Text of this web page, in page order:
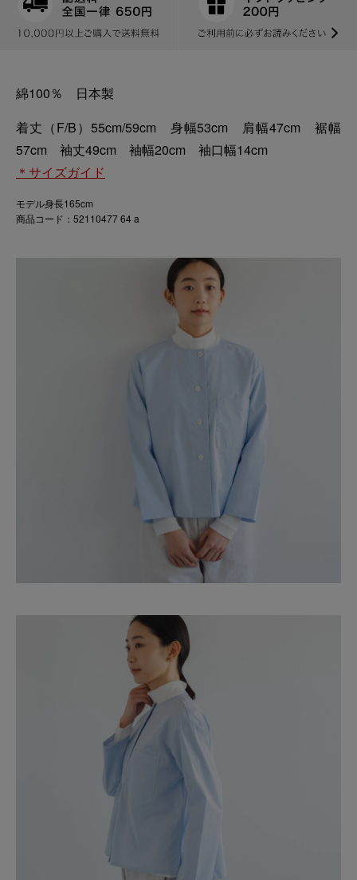
綿100％ 日本製
着丈（F/B）55cm/59cm 身幅53cm 肩幅47cm 裾幅
57cm 袖丈49cm 袖幅20cm 袖口幅14cm
＊サイズガイド
モデル身長165cm
商品コード：52110477 64 a